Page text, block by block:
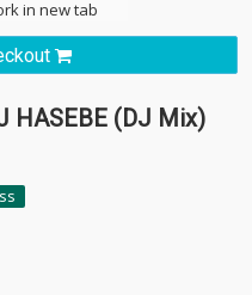
in new tab
HASEBE (DJ Mix)